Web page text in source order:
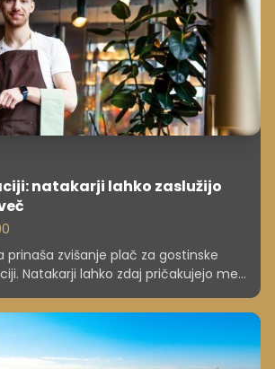
natakarji lahko zaslužijo
prinaša zvišanje plač za gostinske
Natakarji lahko zdaj pričakujejo med
mesečno, kuharji pa celo 2.000 evrov.